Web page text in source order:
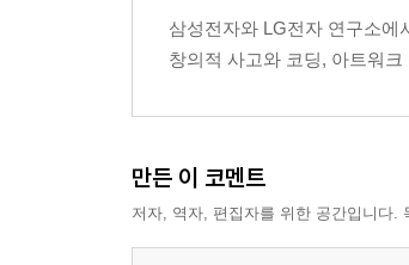
____기준선 업그레이드
____자바 11 지원
____리액티브 프로그래밍 지원
____직소를 사용한 자바 모듈성
____코틀린 지원
삼성전자와 LG전자 연구소에
창의적 사고와 코딩, 아트워
만든 이 코멘트
저자, 역자, 편집자를 위한 공간입니다.